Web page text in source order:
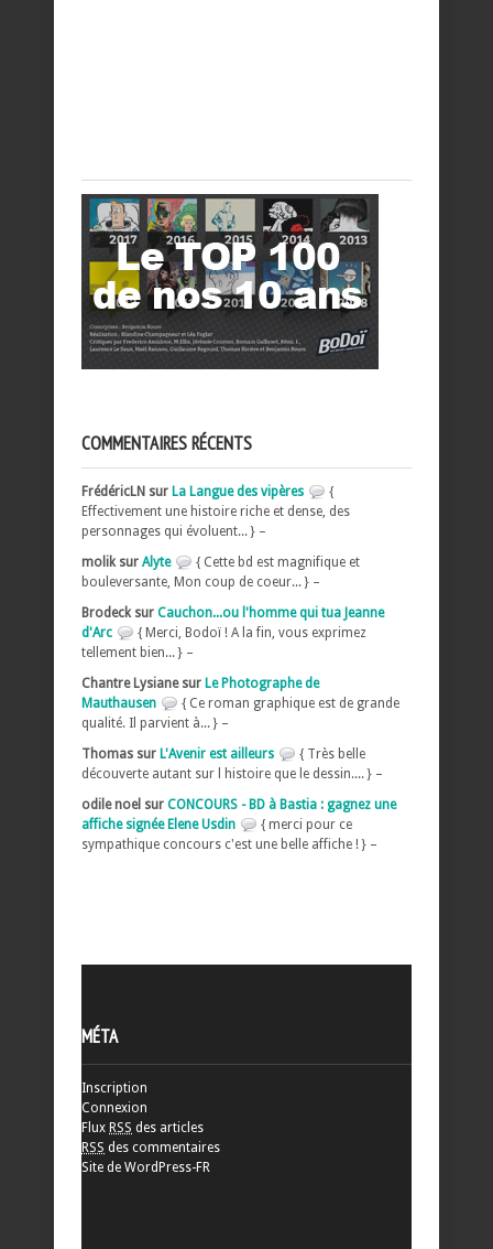
COMMENTAIRES RÉCENTS
FrédéricLN sur La Langue des vipères
{
Effectivement une histoire riche et dense, des
personnages qui évoluent... } –
molik sur Alyte
{ Cette bd est magnifique et
bouleversante, Mon coup de coeur... } –
Brodeck sur Cauchon...ou l'homme qui tua Jeanne
d'Arc
{ Merci, Bodoï ! A la fin, vous exprimez
tellement bien... } –
Chantre Lysiane sur Le Photographe de
Mauthausen
{ Ce roman graphique est de grande
qualité. Il parvient à... } –
Thomas sur L'Avenir est ailleurs
{ Très belle
découverte autant sur l histoire que le dessin.... } –
odile noel sur CONCOURS - BD à Bastia : gagnez une
affiche signée Elene Usdin
{ merci pour ce
sympathique concours c'est une belle affiche ! } –
MÉTA
Inscription
Connexion
Flux RSS des articles
RSS des commentaires
Site de WordPress-FR